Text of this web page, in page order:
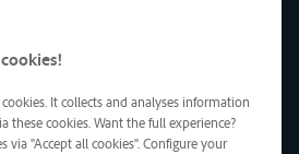
It collects and analyses information
these cookies. Want the full experience?
via "Accept all cookies". Configure your